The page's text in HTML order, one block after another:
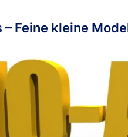
Feine kleine